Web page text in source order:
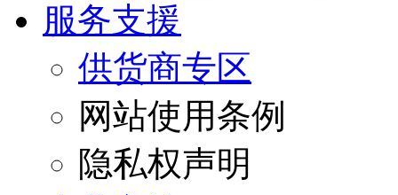
服务支援
供货商专区
网站使用条例
隐私权声明